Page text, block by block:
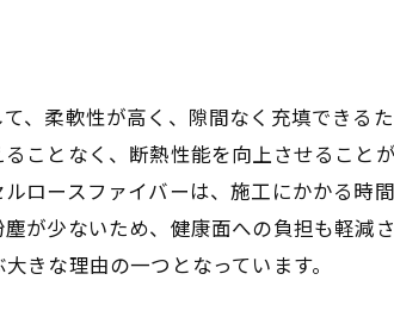
活
、柔軟性が高く、隙間なく充填できる
ことなく、断熱性能を向上させること
ロースファイバーは、施工にかかる時
が少ないため、健康面への負担も軽減
きな理由の一つとなっています。